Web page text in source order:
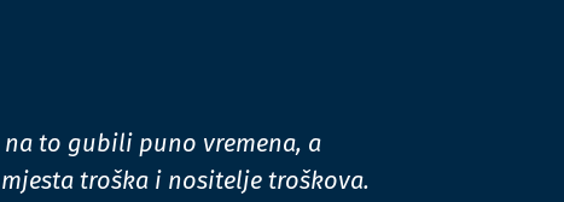
to gubili puno vremena, a
troška i nositelje troškova.